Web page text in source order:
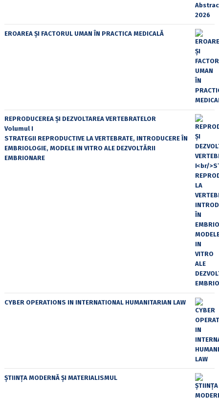
EROAREA ȘI FACTORUL UMAN ÎN PRACTICA MEDICALĂ
REPRODUCEREA ȘI DEZVOLTAREA VERTEBRATELOR
Volumul I
STRATEGII REPRODUCTIVE LA VERTEBRATE, INTRODUCERE ÎN
EMBRIOLOGIE, MODELE IN VITRO ALE DEZVOLTĂRII
EMBRIONARE
CYBER OPERATIONS IN INTERNATIONAL HUMANITARIAN LAW
ȘTIINȚA MODERNĂ ȘI MATERIALISMUL